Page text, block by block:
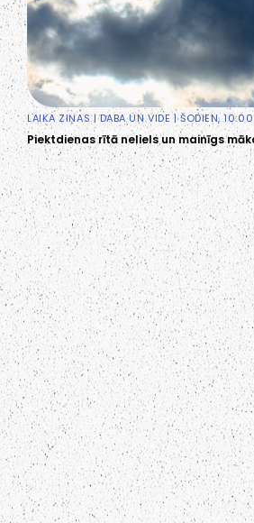
LAIKA ZIŅAS|DABA UN VIDE | ŠODIEN, 10:00
Piektdienas rītā neliels un mainīgs